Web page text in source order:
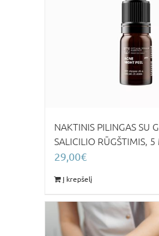
NAKTINIS PILINGAS SU
SALICILIO RŪGŠTIMIS, 5
29,00€
Į krepšelį